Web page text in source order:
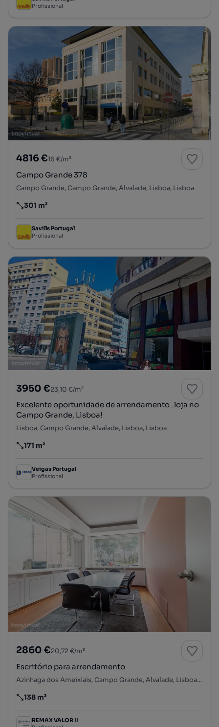
Profissional
4816 €16 €/m²
Campo Grande 378
Campo Grande, Campo Grande, Alvalade, Lisboa, Lisboa
Preço por metro quadrado
301 m²
Savills Portugal
Profissional
3950 €23,10 €/m²
Excelente oportunidade de arrendamento_loja no
Campo Grande, Lisboa!
Lisboa, Campo Grande, Alvalade, Lisboa, Lisboa
Preço por metro quadrado
171 m²
Veigas Portugal
Profissional
2860 €20,72 €/m²
Escritório para arrendamento
Azinhaga dos Ameixiais, Campo Grande, Alvalade, Lisboa, Lisboa
Preço por metro quadrado
138 m²
REMAX VALOR II